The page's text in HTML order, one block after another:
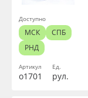
Артикул
о1701
Ед.
рул.
Доступно
МСК
СПБ
РНД